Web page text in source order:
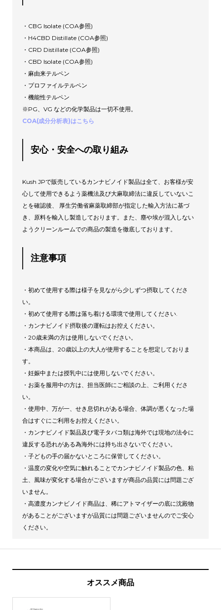
・CBG Isolate (COA参照)
・H4CBD Distillate (COA参照)
・CRD Distillate (COA参照)
・CBD Isolate (COA参照)
・麻由来テルペン
・プロファイルテルペン
・機能性テルペン
※PG、VG などの化学製品は一切不使用。
COA(成分分析表)はこちら
安心・安全への取り組み
Kush JPで販売しているカンナビノイド製品は全て、お客様が安
心して使用できるよう薬機法及び大麻取締法に違反していないこ
とを確認後、 厚生労働省麻薬取締部が指定した輸入方法に基づ
き、原料を輸入し製造しております。また、塵や埃が混入しない
ようクリーンルームでの商品の製造を徹底しております。
注意事項
・初めて使用する際は様子を見ながら少しずつ摂取してくださ
い。
・初めて使用する際は落ち着ける環境で使用してください.
・カンナビノイド摂取後の運転はお控えください。
・20歳未満の方は使用しないでください。
・本商品は、20歳以上の大人が使用することを想定しておりま
す。
・妊娠中または授乳中には使用しないでください。
・お薬を服用中の方は、担当医師にご相談の上、ご利用くださ
い。
・使用中、万が一、せき息切れがある場合、体調が悪くなった場
合はすぐにご利用をお控えください。
・カンナビノイド製品及び電子タバコ類は海外では現地の法令に
違反する恐れがある為海外には持ち出さないでください。
・子どもの手の届かないところに保管してください。
・温度の変化や空気に触れることでカンナビノイド製品の色、粘
土、風味が変化する場合がございますが商品の品質には問題ござ
いません。
・高濃度カンナビノイド商品は、稀にアトマイザーの底に沈殿物
があることがございますが品質には問題ございませんのでご安心
ください。
オススメ商品